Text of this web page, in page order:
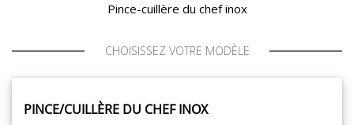
Pince-cuillère du chef inox
CHOISISSEZ VOTRE MODÈLE
PINCE/CUILLÈRE DU CHEF INOX